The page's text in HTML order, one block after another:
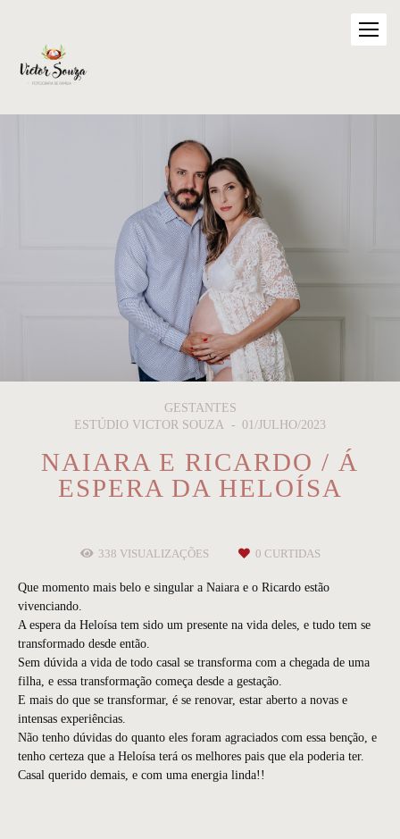
GESTANTES
ESTÚDIO VICTOR SOUZA
01/JULHO/2023
NAIARA E RICARDO / Á
ESPERA DA HELOÍSA
338 VISUALIZAÇÕES 0 CURTIDAS
Que momento mais belo e singular a Naiara e o Ricardo estão
vivenciando.
A espera da Heloísa tem sido um presente na vida deles, e tudo tem se
transformado desde então.
Sem dúvida a vida de todo casal se transforma com a chegada de uma
filha, e essa transformação começa desde a gestação.
E mais do que se transformar, é se renovar, estar aberto a novas e
intensas experiências.
Não tenho dúvidas do quanto eles foram agraciados com essa benção, e
tenho certeza que a Heloísa terá os melhores pais que ela poderia ter.
Casal querido demais, e com uma energia linda!!